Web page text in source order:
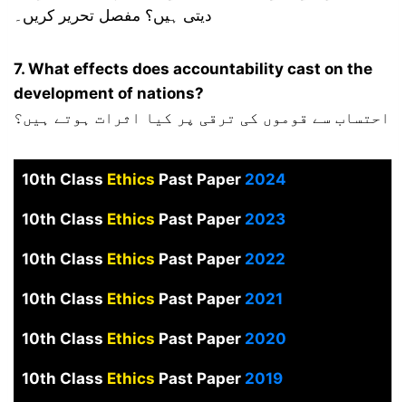
دیتی ہیں؟ مفصل تحریر کریں۔
7. What effects does accountability cast on the
development of nations?
احتساب سے قوموں کی ترقی پر کیا اثرات ہوتے ہیں؟
10th Class Ethics Past Paper2024
10th Class Ethics Past Paper2023
10th Class Ethics Past Paper 2022
10th Class Ethics Past Paper 2021
10th Class Ethics Past Paper2020
10th Class Ethics Past Paper 2019